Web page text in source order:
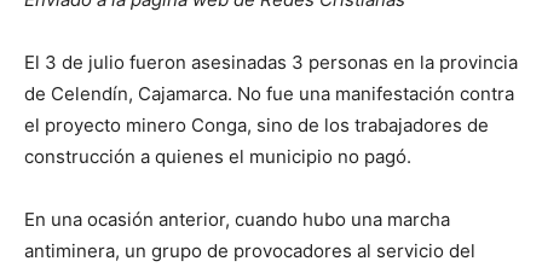
El 3 de julio fueron asesinadas 3 personas en la provincia
de Celendín, Cajamarca. No fue una manifestación contra
el proyecto minero Conga, sino de los trabajadores de
construcción a quienes el municipio no pagó.
En una ocasión anterior, cuando hubo una marcha
antiminera, un grupo de provocadores al servicio del